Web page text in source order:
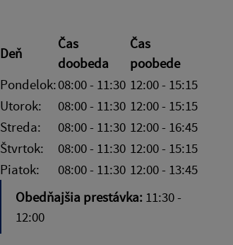
Deň
Čas
doobeda
Čas
poobede
Pondelok:08:00 - 11:30 12:00 - 15:15
Utorok:
08:00 - 11:30 12:00 - 15:15
Streda:
08:00 - 11:30 12:00 - 16:45
Štvrtok:
08:00 - 11:30 12:00 - 15:15
Piatok:
08:00 - 11:30 12:00 - 13:45
Obedňajšia prestávka: 11:30 -
12:00